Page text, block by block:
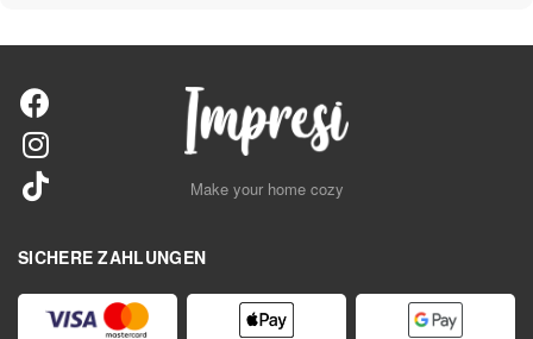
Make your home cozy
SICHERE ZAHLUNGEN